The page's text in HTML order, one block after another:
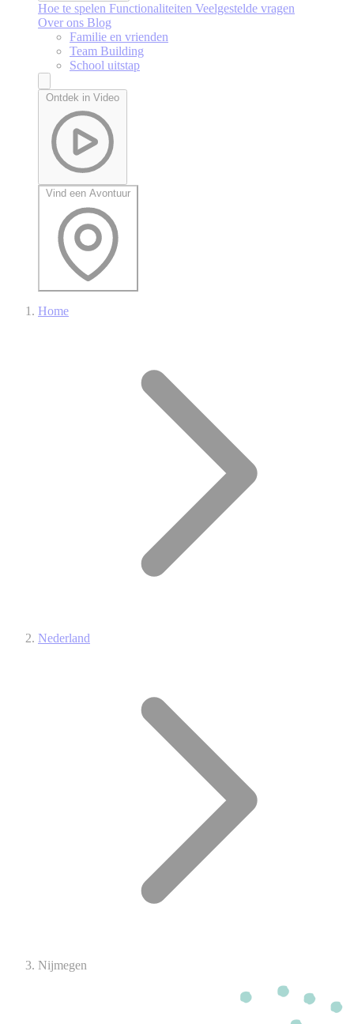
Hoe te spelen Functionaliteiten Veelgestelde vragen
Over ons Blog
Familie en vrienden
Team Building
School uitstap
Ontdek in Video
Vind een Avontuur
Home
Nederland
Nijmegen